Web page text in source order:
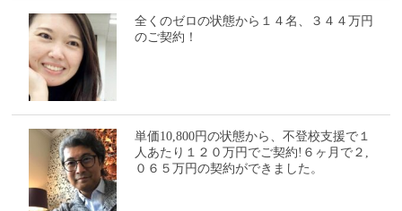
全くのゼロの状態から１４名、３４４万円
のご契約！
単価10,800円の状態から、不登校支援で１
人あたり１２０万円でご契約!６ヶ月で２,
０６５万円の契約ができました。